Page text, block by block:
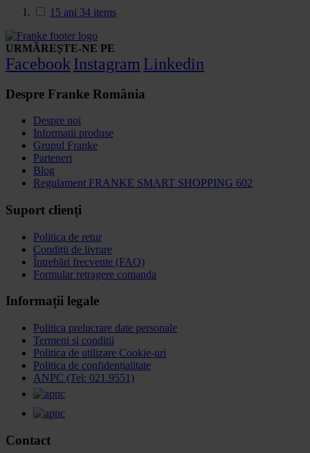
15 ani 34 items
URMĂREȘTE-NE PE
Facebook Instagram Linkedin
Despre Franke România
Despre noi
Informatii produse
Grupul Franke
Parteneri
Blog
Regulament FRANKE SMART SHOPPING 602
Suport clienți
Politica de retur
Condiții de livrare
Întrebări frecvente (FAQ)
Formular retragere comanda
Informații legale
Politica prelucrare date personale
Termeni si conditii
Politica de utilizare Cookie-uri
Politica de confidențialitate
ANPC (Tel: 021.9551)
Contact